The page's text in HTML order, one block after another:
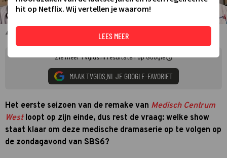
De cast van Medisch Centrum West
Zie meer TVgids.nl resultaten op Google
MAAK TVGIDS.NL JE GOOGLE-FAVORIET
Het eerste seizoen van de remake van Medisch Centrum
West loopt op zijn einde, dus rest de vraag: welke show
staat klaar om deze medische dramaserie op te volgen op
de zondagavond van SBS6?
hit op Netflix. Wij vertellen je waarom!
LEES MEER